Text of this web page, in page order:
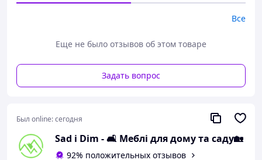
Представьте себе безмятежные летние дни, когда
солнце ласково касается кожи, а вы наслаждаетесь
Все
Еще не было отзывов об этом товаре
Задать вопрос
Был online:сегодня
Sad i Dim - 🛋️ Меблі для дому та саду🏡
92% положительных отзывов